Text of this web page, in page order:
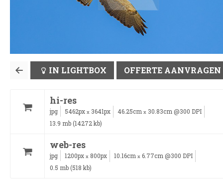
IN LIGHTBOX OFFERTE AANVRAGEN
hi-res
jpg 5462px x 3641px 46.25cm x 30.83cm @300 DPI
13.9 mb (14272 kb)
web-res
jpg 1200px x 800px 10.16cm x 6.77cm @300 DPI
0.5 mb (518 kb)